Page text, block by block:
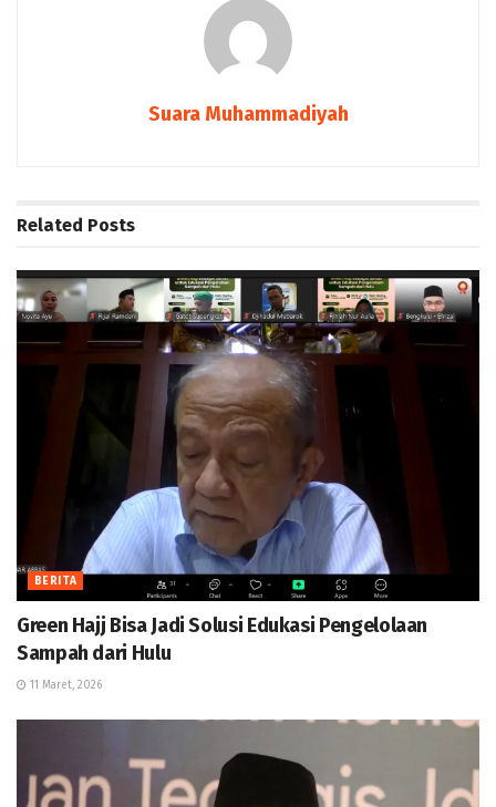
Suara Muhammadiyah
Related Posts
BERITA
Green Hajj Bisa Jadi Solusi Edukasi Pengelolaan
Sampah dari Hulu
11 Maret, 2026